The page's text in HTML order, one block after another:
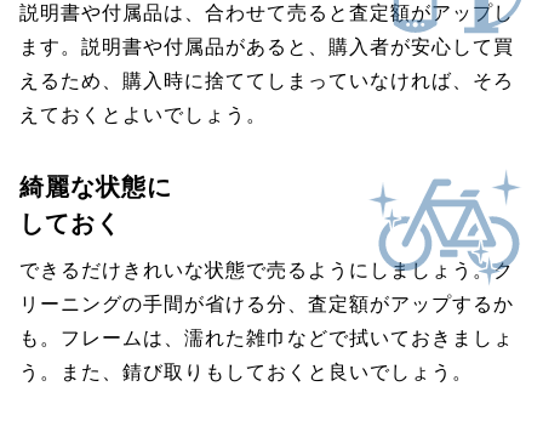
説明書や付属品は、合わせて売ると査定額がアップし
ます。説明書や付属品があると、購入者が安心して買
えるため、購入時に捨ててしまっていなければ、そろ
えておくとよいでしょう。
綺麗な状態に
しておく
できるだけきれいな状態で売るようにしましょう。ク
リーニングの手間が省ける分、査定額がアップするか
も。フレームは、濡れた雑巾などで拭いておきましょ
う。また、錆び取りもしておくと良いでしょう。